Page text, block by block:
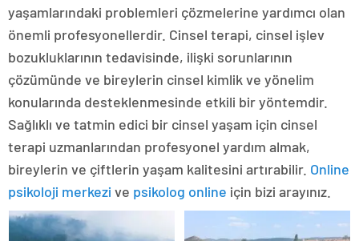
yaşamlarındaki problemleri çözmelerine yardımcı olan
önemli profesyonellerdir. Cinsel terapi, cinsel işlev
bozukluklarının tedavisinde, ilişki sorunlarının
çözümünde ve bireylerin cinsel kimlik ve yönelim
konularında desteklenmesinde etkili bir yöntemdir.
Sağlıklı ve tatmin edici bir cinsel yaşam için cinsel
terapi uzmanlarından profesyonel yardım almak,
bireylerin ve çiftlerin yaşam kalitesini artırabilir. Online
psikoloji merkezi ve psikolog online için bizi arayınız.